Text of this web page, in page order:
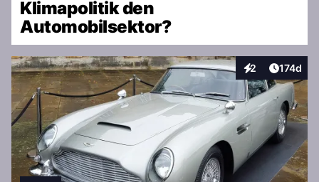
Klimapolitik den
Automobilsektor?
2
Interaktionen
Artikel
174d